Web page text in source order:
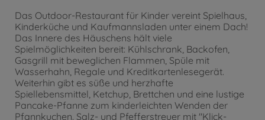
Das Outdoor-Restaurant für Kinder vereint Spielhaus,
Kinderküche und Kaufmannsladen unter einem Dach!
Das Innere des Häuschens hält viele
Spielmöglichkeiten bereit: Kühlschrank, Backofen,
Gasgrill mit beweglichen Flammen, Spüle mit
Wasserhahn, Regale und Kreditkartenlesegerät.
Weiterhin gibt es süße und herzhafte
Spiellebensmittel, Ketchup, Brettchen und eine lustige
Pancake-Pfanne zum kinderleichten Wenden der
Pfannkuchen. Salz- und Pfefferstreuer mit "Klick-